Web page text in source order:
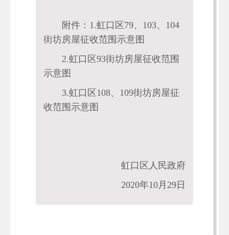
附件：1.虹口区79、103、104
街坊房屋征收范围示意图
2.虹口区93街坊房屋征收范围
示意图
3.虹口区108、109街坊房屋征
收范围示意图
虹口区人民政府
2020年10月29日